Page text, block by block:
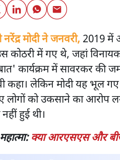
नरेंद्र मोदी ने जनवरी, 2019 में
कोठरी में गए थे, जहां
कार्यक्रम में सावरकर की
कहा। लेकिन मोदी यह भूल गए
लोगों को उकसाने का आरोप
हुई थी।
क्या आरएसएस और